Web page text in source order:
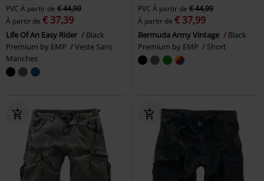
PVC À partir de € 44,99
À partir de € 37,39
Life Of An Easy Rider
Black
Premium by EMP
Veste Sans
Manches
PVC À partir de € 44,99
À partir de € 37,99
Bermuda Army Vintage
Black
Premium by EMP
Short